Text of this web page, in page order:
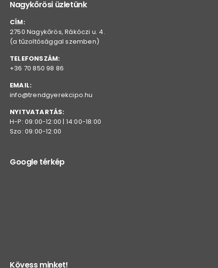
Nagykőrösi üzletünk
CÍM:
2750 Nagykőrös, Rákóczi u. 4.
(a tűzoltósággal szemben)
TELEFONSZÁM:
+36 70 850 98 86
EMAIL:
info@trendgyerekcipo.hu
NYITVATARTÁS:
H-P: 09:00-12:00 | 14:00-18:00
Szo: 09:00-12:00
Google térkép
Kövess minket!